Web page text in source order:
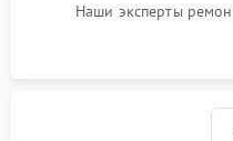
Наши эксперты